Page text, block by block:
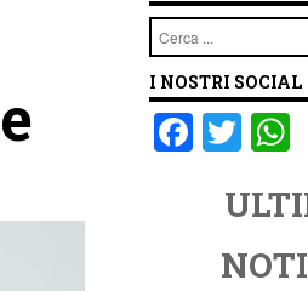
Cerca
I NOSTRI SOCIAL
F T
tt
er